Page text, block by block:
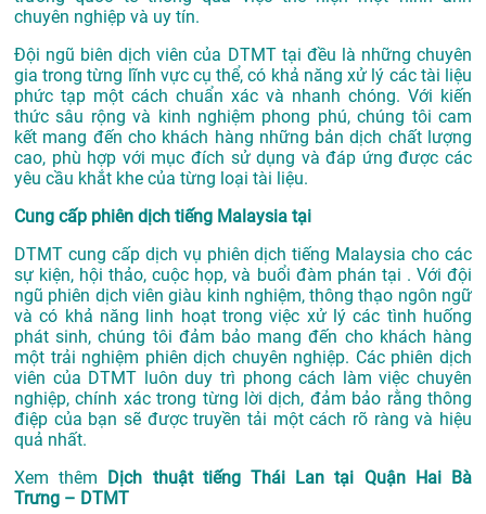
chuyên nghiệp và uy tín.
Đội ngũ biên dịch viên của DTMT tại đều là những chuyên
gia trong từng lĩnh vực cụ thể, có khả năng xử lý các tài liệu
phức tạp một cách chuẩn xác và nhanh chóng. Với kiến
thức sâu rộng và kinh nghiệm phong phú, chúng tôi cam
kết mang đến cho khách hàng những bản dịch chất lượng
cao, phù hợp với mục đích sử dụng và đáp ứng được các
yêu cầu khắt khe của từng loại tài liệu.
Cung cấp phiên dịch tiếng Malaysia tại
DTMT cung cấp dịch vụ phiên dịch tiếng Malaysia cho các
sự kiện, hội thảo, cuộc họp, và buổi đàm phán tại . Với đội
ngũ phiên dịch viên giàu kinh nghiệm, thông thạo ngôn ngữ
và có khả năng linh hoạt trong việc xử lý các tình huống
phát sinh, chúng tôi đảm bảo mang đến cho khách hàng
một trải nghiệm phiên dịch chuyên nghiệp. Các phiên dịch
viên của DTMT luôn duy trì phong cách làm việc chuyên
nghiệp, chính xác trong từng lời dịch, đảm bảo rằng thông
điệp của bạn sẽ được truyền tải một cách rõ ràng và hiệu
quả nhất.
Xem thêm
Dịch thuật tiếng Thái Lan tại Quận Hai Bà
Trưng – DTMT